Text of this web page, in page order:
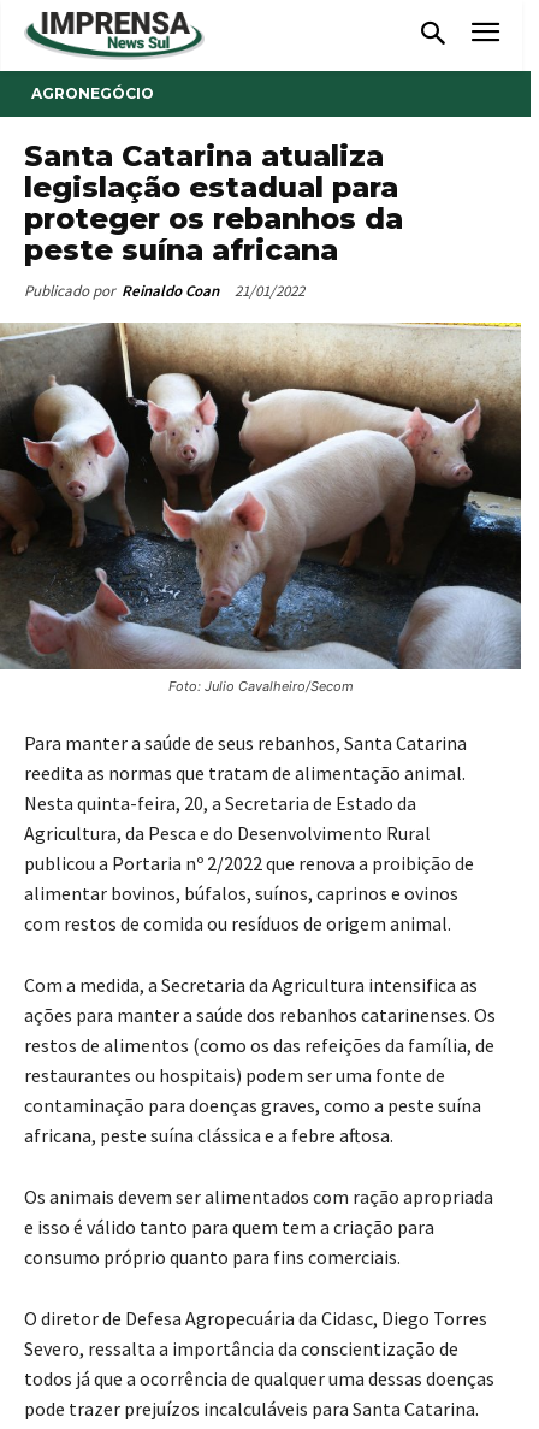
AGRONEGÓCIO
Santa Catarina atualiza
legislação estadual para
proteger os rebanhos da
peste suína africana
Publicado por Reinaldo Coan 21/01/2022
Foto: Julio Cavalheiro/Secom
Para manter a saúde de seus rebanhos, Santa Catarina
reedita as normas que tratam de alimentação animal.
Nesta quinta-feira, 20, a Secretaria de Estado da
Agricultura, da Pesca e do Desenvolvimento Rural
publicou a Portaria nº 2/2022 que renova a proibição de
alimentar bovinos, búfalos, suínos, caprinos e ovinos
com restos de comida ou resíduos de origem animal.
Com a medida, a Secretaria da Agricultura intensifica as
ações para manter a saúde dos rebanhos catarinenses. Os
restos de alimentos (como os das refeições da família, de
restaurantes ou hospitais) podem ser uma fonte de
contaminação para doenças graves, como a peste suína
africana, peste suína clássica e a febre aftosa.
Os animais devem ser alimentados com ração apropriada
e isso é válido tanto para quem tem a criação para
consumo próprio quanto para fins comerciais.
O diretor de Defesa Agropecuária da Cidasc, Diego Torres
Severo, ressalta a importância da conscientização de
todos já que a ocorrência de qualquer uma dessas doenças
pode trazer prejuízos incalculáveis para Santa Catarina.